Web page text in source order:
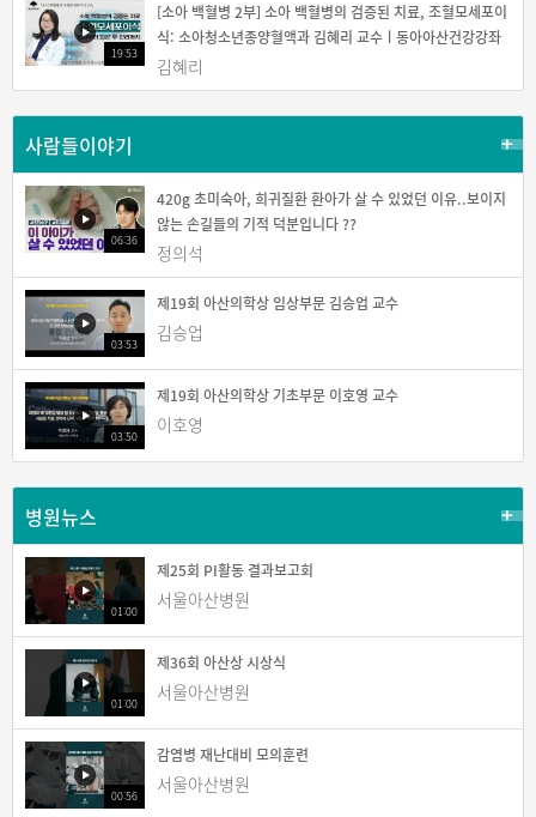
19:53
[소아 백혈병 2부] 소아 백혈병의 검증된 치료, 조혈모세포이
식: 소아청소년종양혈액과 김혜리 교수ㅣ동아아산건강강좌
김혜리
사람들이야기
06:36
420g 초미숙아, 희귀질환 환아가 살 수 있었던 이유..보이지
않는 손길들의 기적 덕분입니다 ??
정의석
03:53
제19회 아산의학상 임상부문 김승업 교수
김승업
03:50
제19회 아산의학상 기초부문 이호영 교수
이호영
병원뉴스
01:00
제25회 PI활동 결과보고회
서울아산병원
01:00
제36회 아산상 시상식
서울아산병원
00:56
감염병 재난대비 모의훈련
서울아산병원